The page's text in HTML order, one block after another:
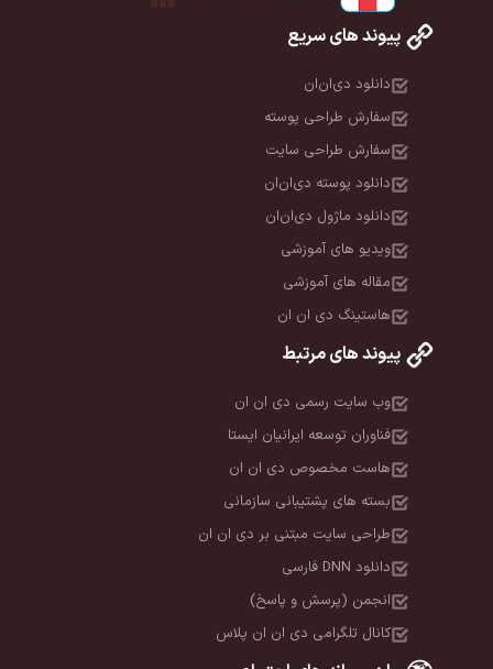
پیوند های سریع
دانلود دی‌ان‌ان
سفارش طراحی پوسته
سفارش طراحی سایت
دانلود پوسته دی‌ان‌ان
دانلود ماژول دی‌ان‌ان
ویدیو های آموزشی
مقاله های آموزشی
هاستینگ دی ان ان
پیوند های مرتبط
وب سایت رسمی دی ان ان
فناوران توسعه ایرانیان ایستا
هاست مخصوص دی ان ان
بسته های پشتیبانی سازمانی
طراحی سایت مبتنی بر دی ان ان
دانلود DNN فارسی
انجمن (پرسش و پاسخ)
کانال تلگرامی دی ان ان پلاس